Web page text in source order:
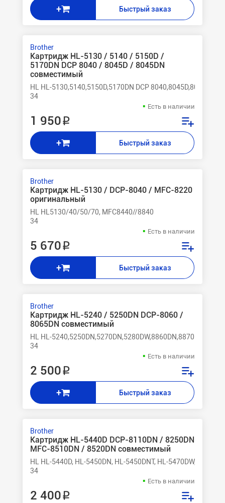
+ Быстрый заказ
Brother
Картридж HL-5130 / 5140 / 5150D /
5170DN DCP 8040 / 8045D / 8045DN
совместимый
HL HL-5130,5140,5150D,5170DN DCP 8040,8045D,8045DN
34
Есть в наличии
1 950 ₽
+ Быстрый заказ
Brother
Картридж HL-5130 / DCP-8040 / MFC-8220
оригинальный
HL HL5130/40/50/70, MFC8440//8840
34
Есть в наличии
5 670 ₽
+ Быстрый заказ
Brother
Картридж HL-5240 / 5250DN DCP-8060 /
8065DN совместимый
HL HL-5240,5250DN,5270DN,5280DW,8860DN,8870DW
34
Есть в наличии
2 500 ₽
+ Быстрый заказ
Brother
Картридж HL-5440D DCP-8110DN / 8250DN
MFC-8510DN / 8520DN совместимый
HL HL-5440D, HL-5450DN, HL-5450DNT, HL-5470DW, HL-
34
Есть в наличии
2 400 ₽